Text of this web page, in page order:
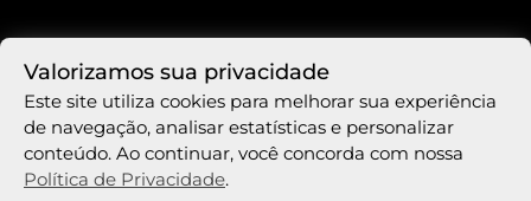
Valorizamos sua privacidade
Este site utiliza cookies para melhorar sua experiência
de navegação, analisar estatísticas e personalizar
conteúdo. Ao continuar, você concorda com nossa
Política de Privacidade.